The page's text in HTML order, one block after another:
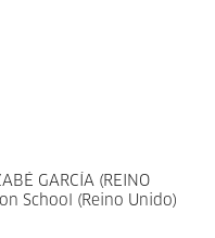
GARCÍA (REINO
School (Reino Unido)